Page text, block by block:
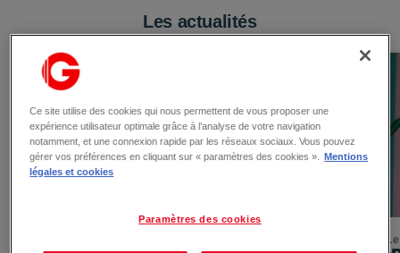
Les actualités
Ce site utilise des cookies qui nous permettent de vous proposer une
expérience utilisateur optimale grâce à l’analyse de votre navigation
notamment, et une connexion rapide par les réseaux sociaux. Vous pouvez
gérer vos préférences en cliquant sur « paramètres des cookies ».
Mentions
légales et cookies
Paramètres des cookies